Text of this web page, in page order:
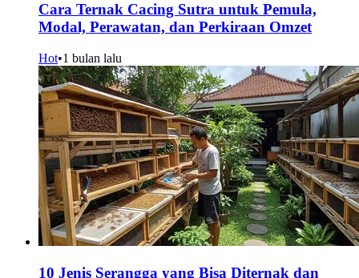
Cara Ternak Cacing Sutra untuk Pemula,
Modal, Perawatan, dan Perkiraan Omzet
Hot•1 bulan lalu
10 Jenis Serangga yang Bisa Diternak dan